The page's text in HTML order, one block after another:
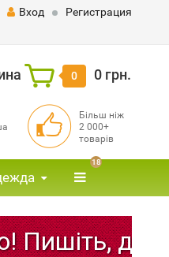
Вход Регистрация
0 0 грн.
Більш ніж
2 000+
товарів
18